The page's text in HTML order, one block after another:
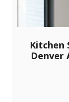
Kitchen
Denver